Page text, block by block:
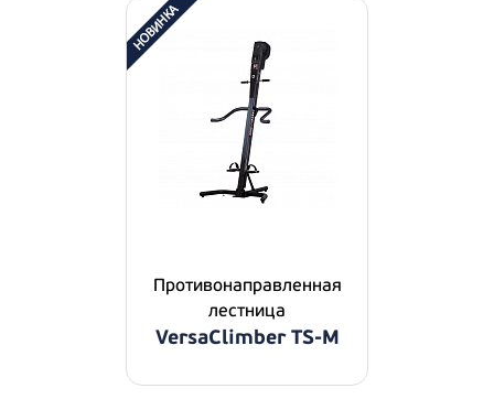
Противонаправленная
лестница
VersaClimber TS-M